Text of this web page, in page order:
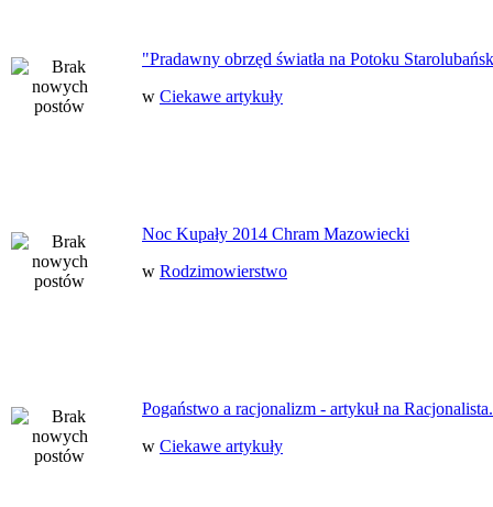
"Pradawny obrzęd światła na Potoku
w Ciekawe artykuły
Noc Kupały 2014 Chram Mazowiecki
w Rodzimowierstwo
Pogaństwo a racjonalizm - artykuł na
w Ciekawe artykuły